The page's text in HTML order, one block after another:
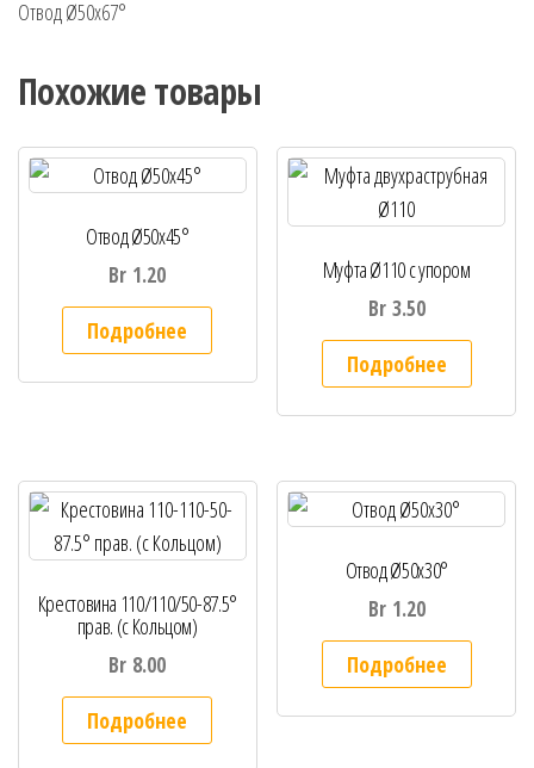
Отвод Ø50х67°
Похожие товары
Отвод Ø50х45°
Br 1.20
Подробнее
Муфта Ø110 с упором
Br 3.50
Подробнее
Крестовина 110/110/50-87.5°
прав. (с Кольцом)
Br 8.00
Подробнее
Отвод Ø50х30°
Br 1.20
Подробнее